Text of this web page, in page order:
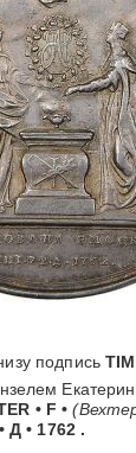
подпись
• F •
• 1762 .